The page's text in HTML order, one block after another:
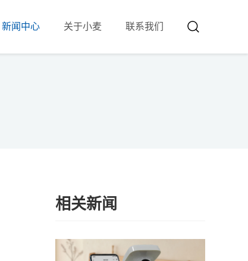
新闻中心 关于小麦 联系我们
相关新闻